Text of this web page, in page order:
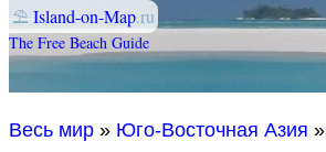
⛱ Island-on-Map.ru
The Free Beach Guide
Весь мир » Юго-Восточная Азия »